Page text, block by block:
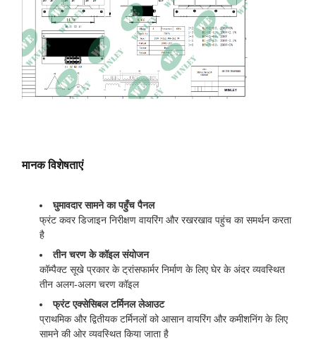
आयाम 27.6 W × 21.7 D × 33.5 H में
वजन 837.74 पाउंड
मानक विशेषताएं
घुमावदार सामने का पहुँच पैनल
फ्रंट कवर डिजाइन निरीक्षण वायरिंग और रखरखाव पहुंच का समर्थन करता
है
तीन चरण के कॉइल संयोजन
कॉम्पैक्ट सूखे प्रकार के ट्रांसफार्मर निर्माण के लिए घेर के अंदर व्यवस्थित
तीन अलग-अलग चरण कॉइल
फ्रंट एक्सेसिबल टर्मिनल लेआउट
प्राथमिक और द्वितीयक टर्मिनलों को आसान वायरिंग और कमीशनिंग के लिए
सामने की ओर व्यवस्थित किया जाता है